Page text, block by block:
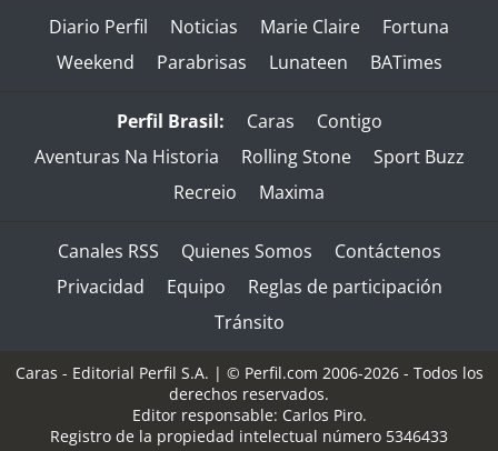
Diario Perfil Noticias Marie Claire
Fortuna
Weekend
Parabrisas Lunateen BATimes
Perfil Brasil: Caras
Contigo
Aventuras Na Historia
Rolling Stone
Sport Buzz
Recreio
Maxima
Canales RSS Quienes Somos
Contáctenos
Privacidad
Equipo
Reglas de participación
Tránsito
Caras - Editorial Perfil S.A. | © Perfil.com 2006-2026 - Todos los
derechos reservados.
Editor responsable: Carlos Piro.
Registro de la propiedad intelectual número 5346433